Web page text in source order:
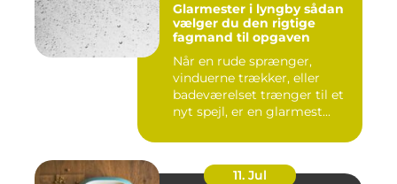
Glarmester i lyngby sådan
vælger du den rigtige
fagmand til opgaven
Når en rude sprænger,
vinduerne trækker, eller
badeværelset trænger til et
nyt spejl, er en glarmest...
11. Jul